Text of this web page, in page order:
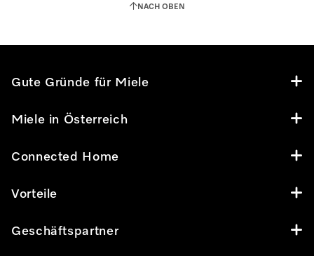
NACH OBEN
Gute Gründe für Miele
Miele in Österreich
Connected Home
Vorteile
Geschäftspartner